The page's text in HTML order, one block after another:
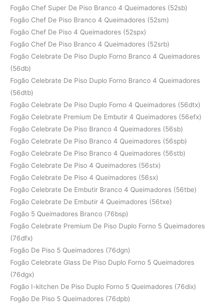
Fogão Chef Super De Piso Branco 4 Queimadores (52sb)
Fogão Chef De Piso Branco 4 Queimadores (52sm)
Fogão Chef De Piso 4 Queimadores (52spx)
Fogão Chef De Piso Branco 4 Queimadores (52srb)
Fogão Celebrate De Piso Duplo Forno Branco 4 Queimadores
(56db)
Fogão Celebrate De Piso Duplo Forno Branco 4 Queimadores
(56dtb)
Fogão Celebrate De Piso Duplo Forno 4 Queimadores (56dtx)
Fogão Celebrate Premium De Embutir 4 Queimadores (56efx)
Fogão Celebrate De Piso Branco 4 Queimadores (56sb)
Fogão Celebrate De Piso Branco 4 Queimadores (56spb)
Fogão Celebrate De Piso Branco 4 Queimadores (56stb)
Fogão Celebrate De Piso 4 Queimadores (56stx)
Fogão Celebrate De Piso 4 Queimadores (56sx)
Fogão Celebrate De Embutir Branco 4 Queimadores (56tbe)
Fogão Celebrate De Embutir 4 Queimadores (56txe)
Fogão 5 Queimadores Branco (76bsp)
Fogão Celebrate Premium De Piso Duplo Forno 5 Queimadores
(76dfx)
Fogão De Piso 5 Queimadores (76dgn)
Fogão Celebrate Glass De Piso Duplo Forno 5 Queimadores
(76dgx)
Fogão I-kitchen De Piso Duplo Forno 5 Queimadores (76dix)
Fogão De Piso 5 Queimadores (76dpb)